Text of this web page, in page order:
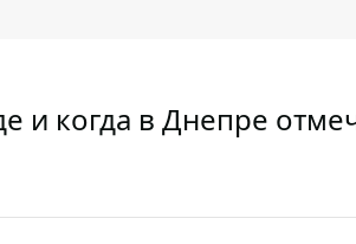
и когда в Днепре